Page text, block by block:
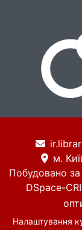
м.
Побудовано
DSpace-
Налаштування